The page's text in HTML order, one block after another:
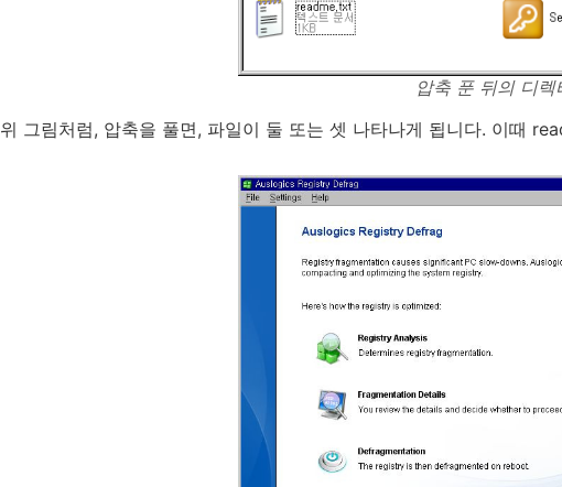
압축 푼 뒤의 디렉
위 그림처럼, 압축을 풀면, 파일이 둘 또는 셋 나타나게 됩니다. 이때